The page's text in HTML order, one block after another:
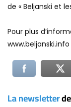
de « Beljanski et
Pour plus
www.beljanski.info
La newsletter